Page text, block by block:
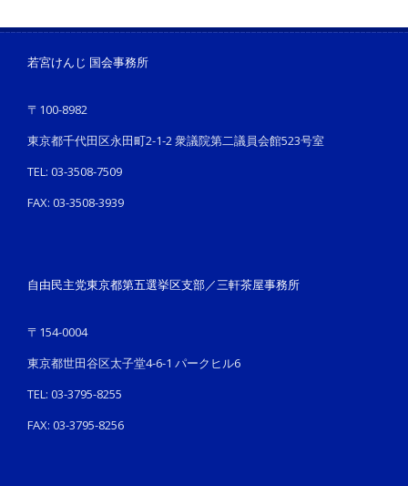
若宮けんじ 国会事務所
〒100-8982
東京都千代田区永田町2-1-2 衆議院第二議員会館523号室
TEL: 03-3508-7509
FAX: 03-3508-3939
自由民主党東京都第五選挙区支部／三軒茶屋事務所
〒154-0004
東京都世田谷区太子堂4-6-1 パークヒル6
TEL: 03-3795-8255
FAX: 03-3795-8256